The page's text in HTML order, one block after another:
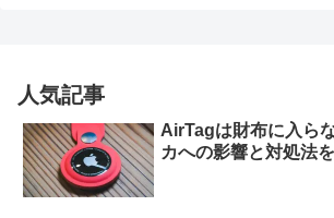
人気記事
AirTagは財布に入ら
カへの影響と対処法